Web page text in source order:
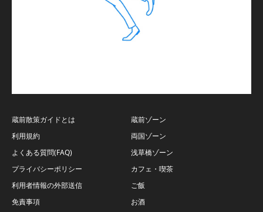
蔵前散策ガイドとは
利用規約
よくある質問(FAQ)
プライバシーポリシー
利用者情報の外部送信
免責事項
蔵前ゾーン
両国ゾーン
浅草橋ゾーン
カフェ・喫茶
ご飯
お酒